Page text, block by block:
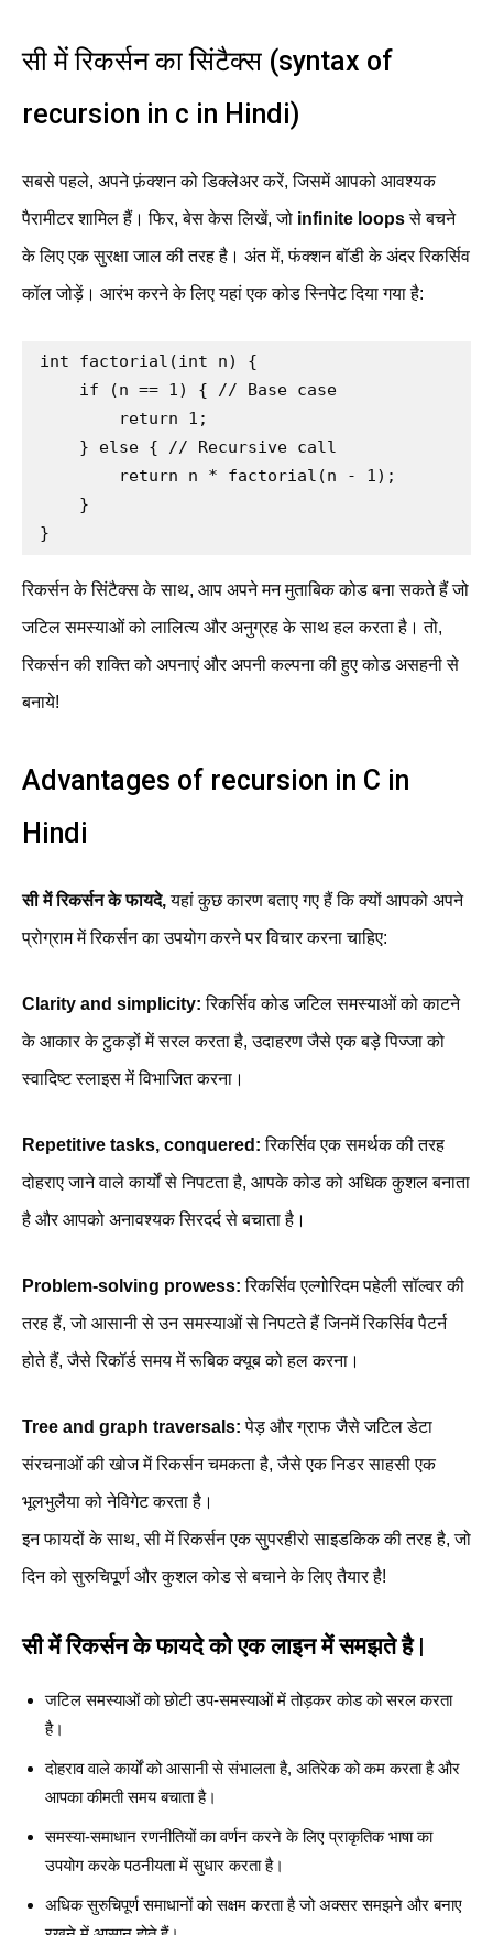
सी में रिकर्सन का सिंटैक्स (syntax of
recursion in c in Hindi)
सबसे पहले, अपने फ़ंक्शन को डिक्लेअर करें, जिसमें आपको आवश्यक
पैरामीटर शामिल हैं। फिर, बेस केस लिखें, जो infinite loopsसे बचने
के लिए एक सुरक्षा जाल की तरह है। अंत में, फंक्शन बॉडी के अंदर रिकर्सिव
कॉल जोड़ें। आरंभ करने के लिए यहां एक कोड स्निपेट दिया गया है:
int factorial(int n) {
}
रिकर्सन के सिंटैक्स के साथ, आप अपने मन मुताबिक कोड बना सकते हैं जो
जटिल समस्याओं को लालित्य और अनुग्रह के साथ हल करता है। तो,
रिकर्सन की शक्ति को अपनाएं और अपनी कल्पना की हुए कोड असहनी से
बनाये!
Advantages of recursion in C in
Hindi
सी में रिकर्सन के फायदे,यहां कुछ कारण बताए गए हैं कि क्यों आपको अपने
प्रोग्राम में रिकर्सन का उपयोग करने पर विचार करना चाहिए:
Clarity and simplicity: रिकर्सिव कोड जटिल समस्याओं को काटने
के आकार के टुकड़ों में सरल करता है, उदाहरण जैसे एक बड़े पिज्जा को
स्वादिष्ट स्लाइस में विभाजित करना।
Repetitive tasks, conquered: रिकर्सिव एक समर्थक की तरह
दोहराए जाने वाले कार्यों से निपटता है, आपके कोड को अधिक कुशल बनाता
है और आपको अनावश्यक सिरदर्द से बचाता है।
Problem-solving prowess: रिकर्सिव एल्गोरिदम पहेली सॉल्वर की
तरह हैं, जो आसानी से उन समस्याओं से निपटते हैं जिनमें रिकर्सिव पैटर्न
होते हैं, जैसे रिकॉर्ड समय में रूबिक क्यूब को हल करना।
Tree and graph traversals: पेड़ और ग्राफ जैसे जटिल डेटा
संरचनाओं की खोज में रिकर्सन चमकता है, जैसे एक निडर साहसी एक
भूलभुलैया को नेविगेट करता है।
इन फायदों के साथ, सी में रिकर्सन एक सुपरहीरो साइडकिक की तरह है, जो
दिन को सुरुचिपूर्ण और कुशल कोड से बचाने के लिए तैयार है!
सी में रिकर्सन के फायदे को एक लाइन में समझते है |
जटिल समस्याओं को छोटी उप-समस्याओं में तोड़कर कोड को सरल करता
है।
दोहराव वाले कार्यों को आसानी से संभालता है, अतिरेक को कम करता है और
आपका कीमती समय बचाता है।
समस्या-समाधान रणनीतियों का वर्णन करने के लिए प्राकृतिक भाषा का
उपयोग करके पठनीयता में सुधार करता है।
अधिक सुरुचिपूर्ण समाधानों को सक्षम करता है जो अक्सर समझने और बनाए